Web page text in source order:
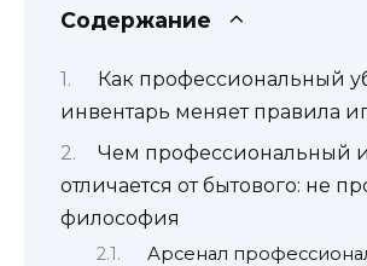
Содержание
Как профессиональный
инвентарь меняет правила
Чем профессиональный
отличается от бытового: не
философия
Арсенал